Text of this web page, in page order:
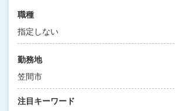
職種
指定しない
勤務地
笠間市
注目キーワード